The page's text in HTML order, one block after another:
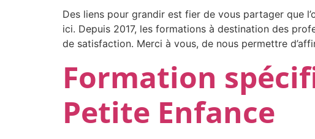
Des liens pour grandir est fier de vous partager que
ici. Depuis 2017, les formations à destination des
de satisfaction. Merci à vous, de nous permettre
Formation
Petite Enfance